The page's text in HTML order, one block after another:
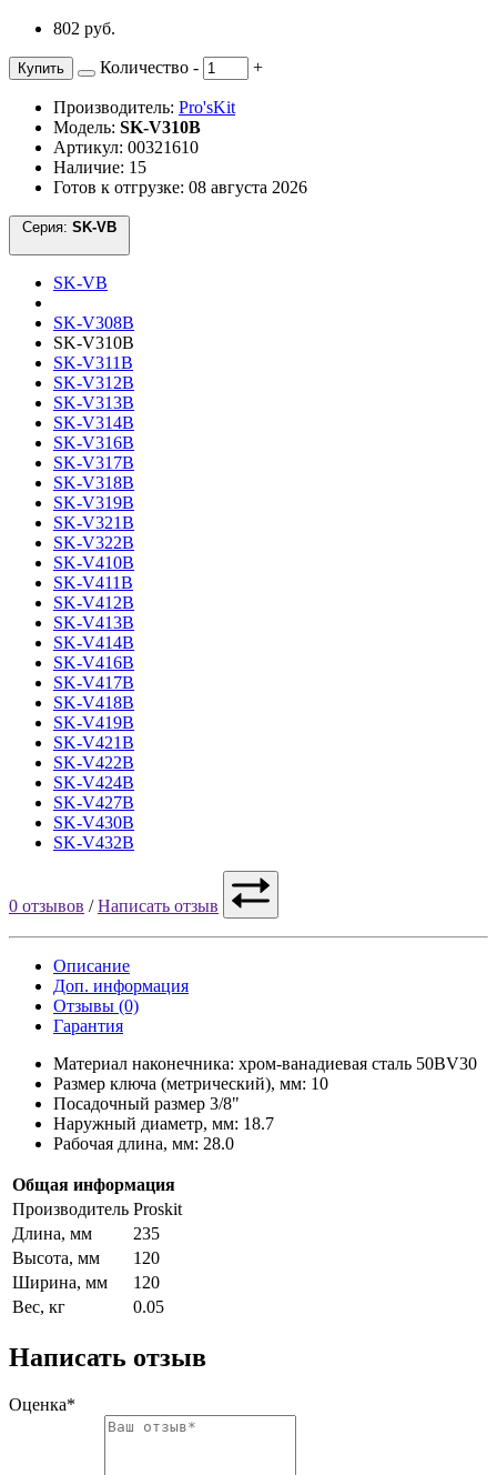
802 руб.
Купить Количество - +
Производитель: Pro'sKit
Модель: SK-V310B
Артикул: 00321610
Наличие: 15
Готов к отгрузке: 08 августа 2026
Серия:
SK-VB
SK-V308B
SK-V310B
SK-V311B
SK-V312B
SK-V313B
SK-V314B
SK-V316B
SK-V317B
SK-V318B
SK-V319B
SK-V321B
SK-V322B
SK-V410B
SK-V411B
SK-V412B
SK-V413B
SK-V414B
SK-V416B
SK-V417B
SK-V418B
SK-V419B
SK-V421B
SK-V422B
SK-V424B
SK-V427B
SK-V430B
SK-V432B
0 отзывов /Написать отзыв
Описание
Доп. информация
Отзывы (0)
Гарантия
Материал наконечника: хром-ванадиевая сталь 50BV30
Размер ключа (метрический), мм: 10
Посадочный размер 3/8"
Наружный диаметр, мм: 18.7
Рабочая длина, мм: 28.0
Общая информация
Производитель Proskit
Длина, мм
235
Высота, мм
120
Ширина, мм
120
Вес, кг
0.05
Написать отзыв
Оценка*